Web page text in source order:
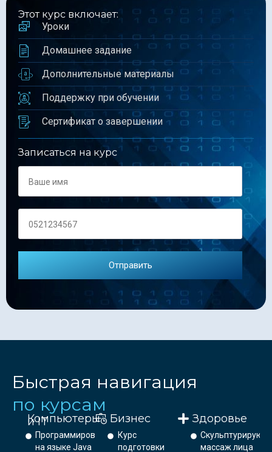
Этот курс включает:
Уроки
Домашнее задание
Дополнительные материалы
Поддержку при обучении
Сертификат о завершении
Записаться на курс
Быстрая навигация
по курсам
Компьютеры
и IT
Программирование
на языке Java
Бизнес
Курс
подготовки
Здоровье
массаж лица